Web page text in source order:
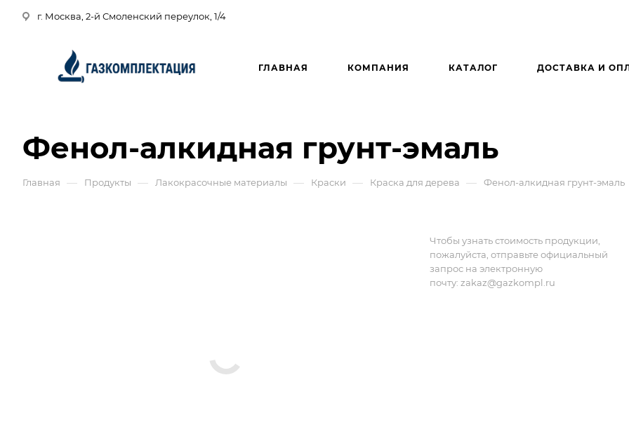
г. Москва, 2-й Смоленский переулок, 1/4
ГЛАВНАЯ КОМПАНИЯ КАТАЛОГ ДОСТАВКА И
Фенол-алкидная грунт-эмаль
Главная — Продукты — Лакокрасочные материалы — Краски — Краска для дерева — Фенол-алкидная грунт-эмаль
Чтобы узнать стоимость продукции,
пожалуйста, отправьте официальный
запрос на электронную
почту: zakaz@gazkompl.ru